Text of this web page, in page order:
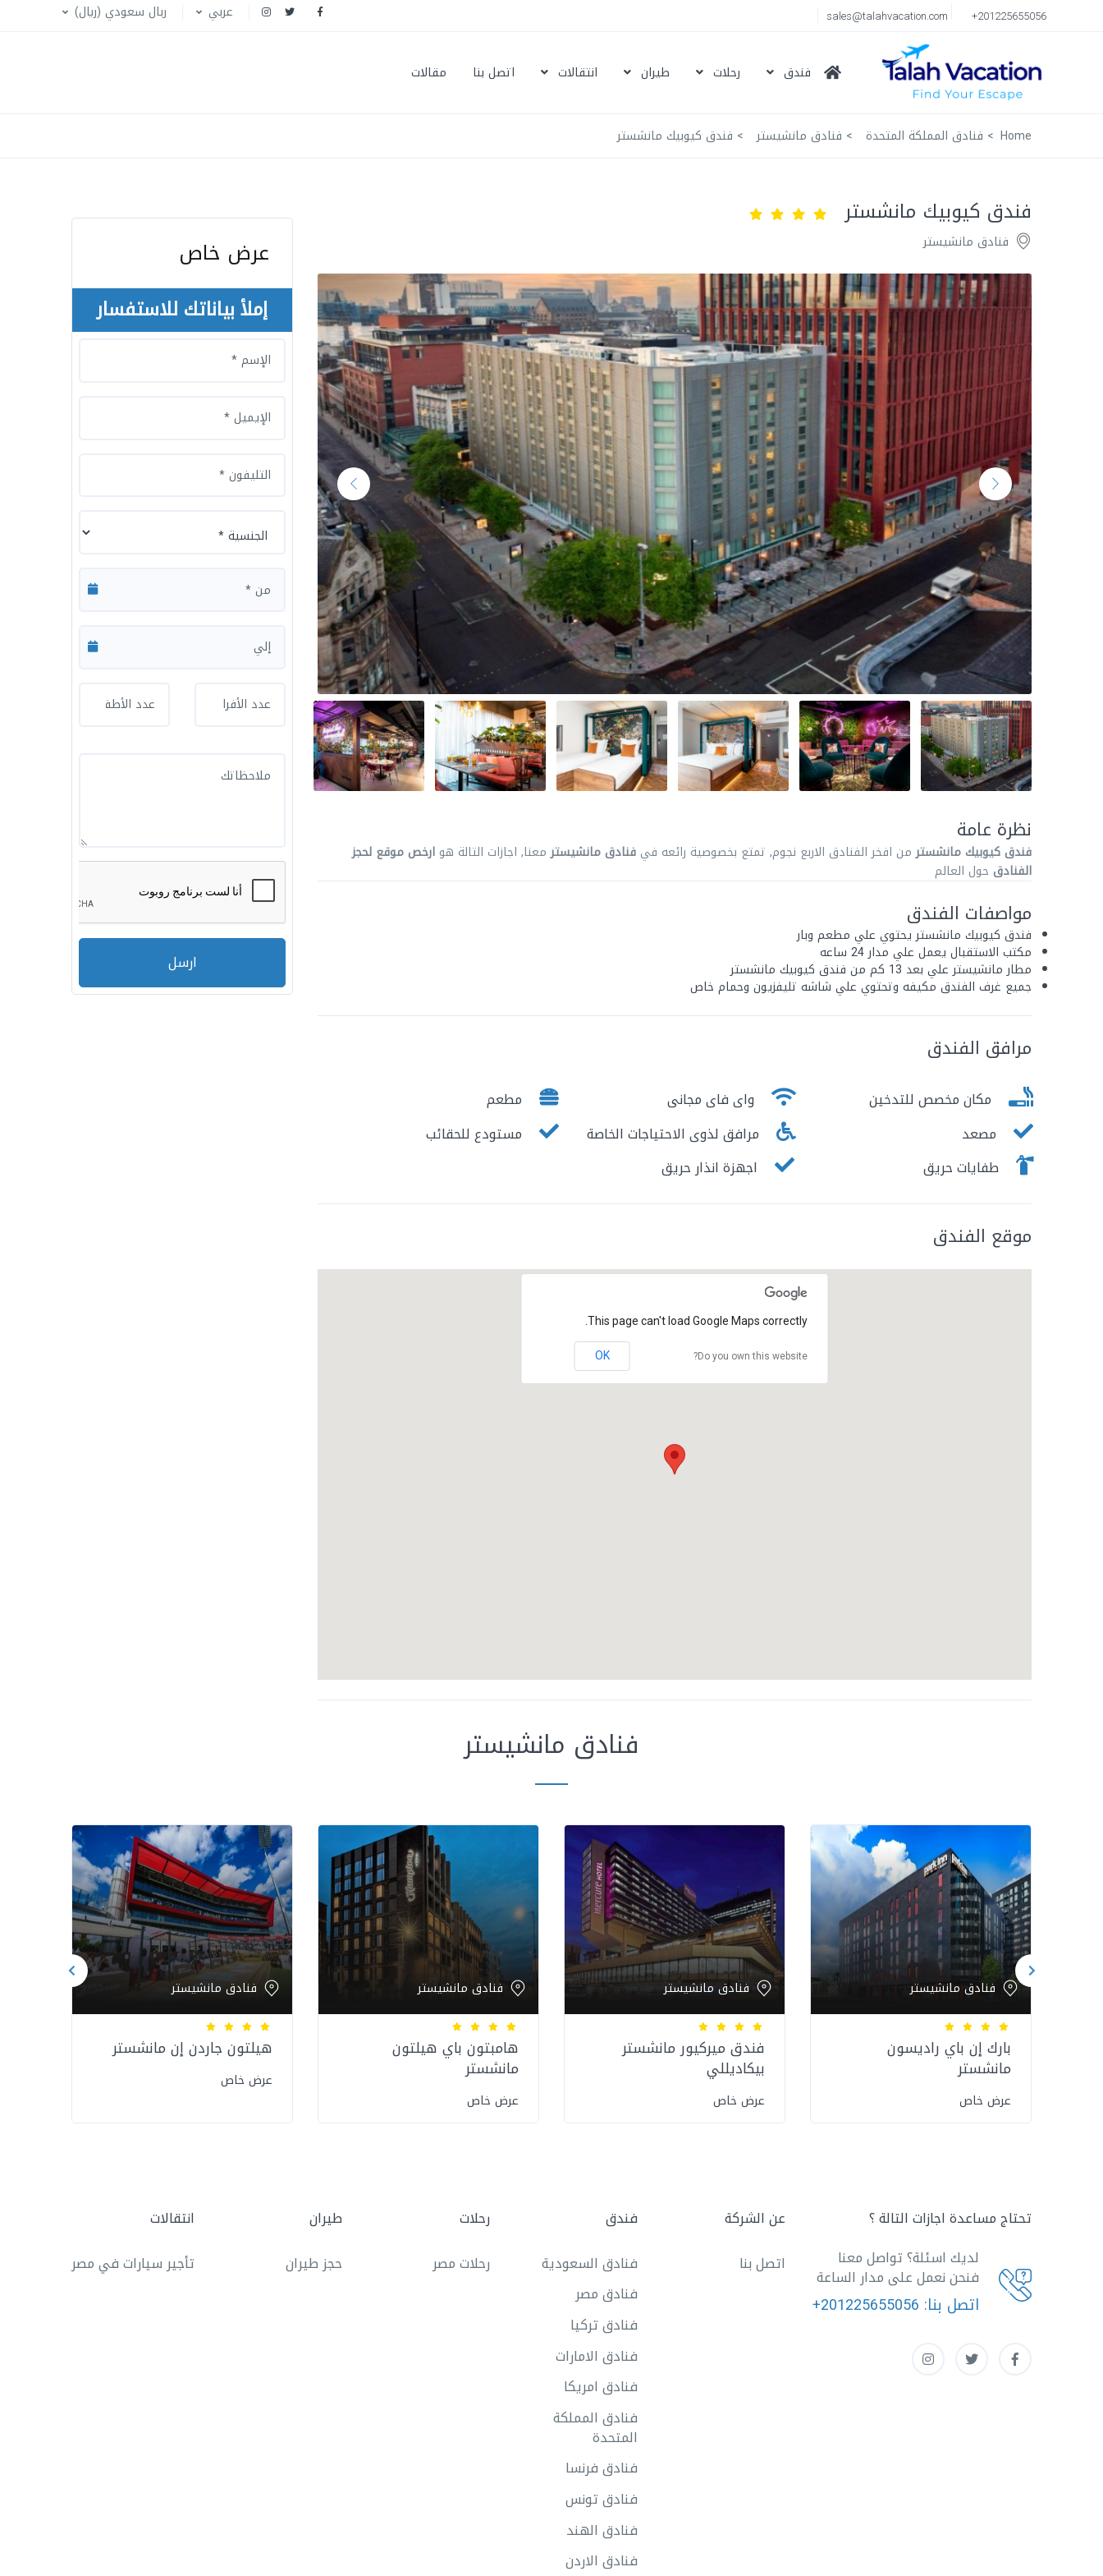
+201225655056
sales@talahvacation.com عربي ربال سعودي (ريال)
فندق رحلات طيران انتقالات اتصل بنا مقالات
Home فنادق المملكة المتحدة فنادق مانشيستر فندق كيوبيك مانشستر
فندق كيوبيك مانشستر
فنادق مانشيستر
نظرة عامة
فندق كيوبيك مانشسترمن افخر الفنادق الاربع نجوم, تمتع بخصوصية رائعه في فنادق مانشيسترمعنا, اجازات التالة هو ارخص موقع لحجز
الفنادق حول العالم
مواصفات الفندق
فندق كيوبيك مانشستر يحتوي علي مطعم وبار
مكتب الاستقبال يعمل علي مدار 24 ساعه
مطار مانشيستر علي بعد 13 كم من فندق كيوبيك مانشستر
جميع غرف الفندق مكيفه وتحتوي علي شاشه تليفزيون وحمام خاص
مرافق الفندق
مكان مخصص للتدخين واى فاى مجانى
مطعم
مصعد
مرافق لذوى الاحتياجات الخاصة
مستودع للحقائب
طفايات حريق
اجهزة انذار حريق
موقع الفندق
This page can't load Google Maps correctly.
Do you own this website?
OK
عرض خاص
إملأ بياناتك للاستفسار
ارسل
فنادق مانشيستر
فنادق مانشيستر
بارك إن باي راديسون
مانشستر
عرض خاص
فنادق مانشيستر
فندق ميركيور مانشستر
بيكاديللي
عرض خاص
فنادق مانشيستر
هامبتون باي هيلتون
مانشستر
عرض خاص
فنادق مانشيستر
هيلتون جاردن إن مانشستر
عرض خاص
تحتاج مساعدة اجازات التالة ؟
لديك اسئلة؟ تواصل معنا
فنحن نعمل على مدار الساعة
اتصل بنا: +201225655056
عن الشركة
اتصل بنا
فندق
فنادق السعودية
فنادق مصر
فنادق تركيا
فنادق الامارات
فنادق امريكا
فنادق المملكة
المتحدة
فنادق فرنسا
فنادق تونس
فنادق الهند
فنادق الاردن
رحلات
رحلات مصر
طيران
حجز طيران
انتقالات
تأجير سيارات في مصر